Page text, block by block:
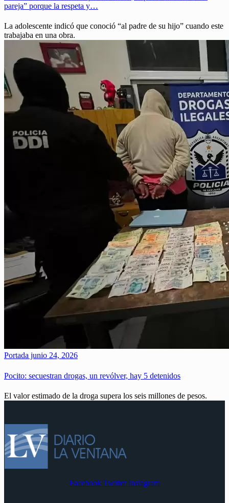
pareja” porque la respeta y…
La adolescente indicó que conoció “al padre de su hijo” cuando este
trabajaba en una obra.
Portada junio 24, 2026
Pocito: secuestran drogas, un revólver, hay 5 detenidos
El valor estimado de la droga supera los seis millones de pesos.
Facebook Twitter Instagram